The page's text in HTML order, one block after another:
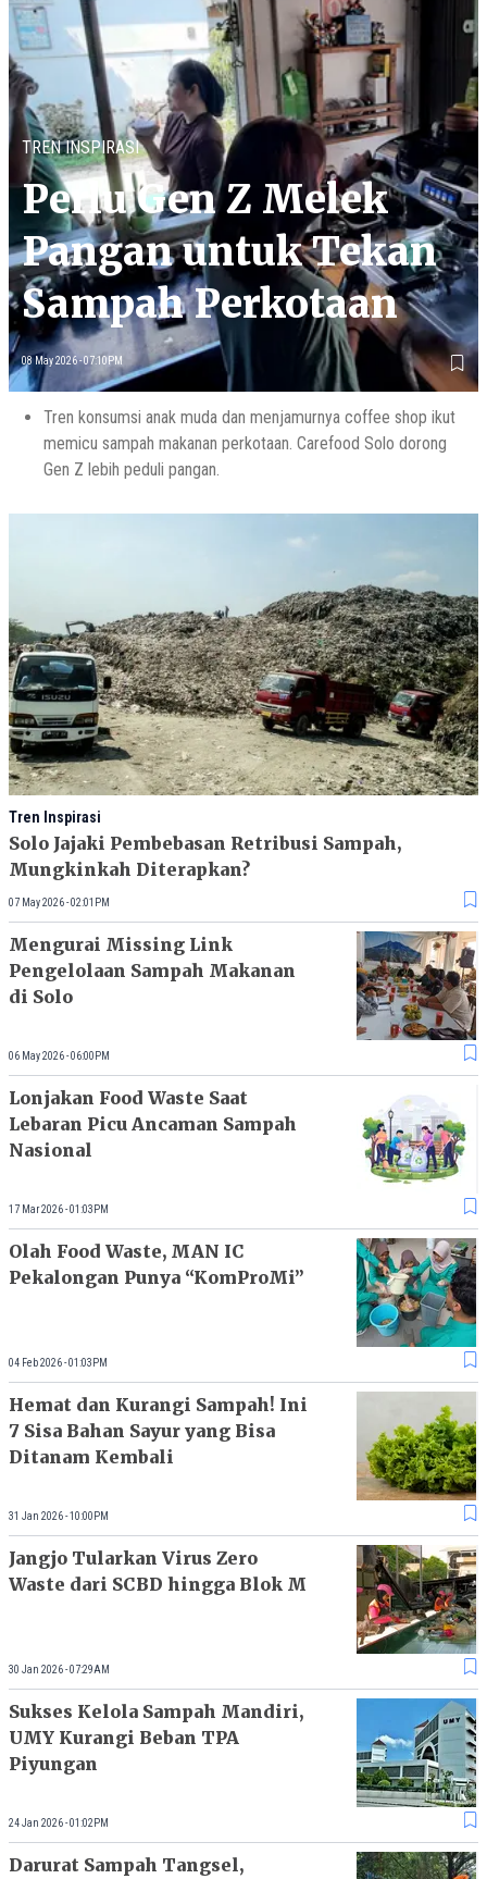
TREN INSPIRASI
Perlu Gen Z Melek
Pangan untuk Tekan
Sampah Perkotaan
08 May 2026 - 07:10PM
Tren konsumsi anak muda dan menjamurnya coffee shop ikut
memicu sampah makanan perkotaan. Carefood Solo dorong
Gen Z lebih peduli pangan.
Tren Inspirasi
Solo Jajaki Pembebasan Retribusi Sampah,
Mungkinkah Diterapkan?
07 May 2026 - 02:01PM
Mengurai Missing Link
Pengelolaan Sampah Makanan
di Solo
06 May 2026 - 06:00PM
Lonjakan Food Waste Saat
Lebaran Picu Ancaman Sampah
Nasional
17 Mar 2026 - 01:03PM
Olah Food Waste, MAN IC
Pekalongan Punya “KomProMi”
04 Feb 2026 - 01:03PM
Hemat dan Kurangi Sampah! Ini
7 Sisa Bahan Sayur yang Bisa
Ditanam Kembali
31 Jan 2026 - 10:00PM
Jangjo Tularkan Virus Zero
Waste dari SCBD hingga Blok M
30 Jan 2026 - 07:29AM
Sukses Kelola Sampah Mandiri,
UMY Kurangi Beban TPA
Piyungan
24 Jan 2026 - 01:02PM
Darurat Sampah Tangsel,